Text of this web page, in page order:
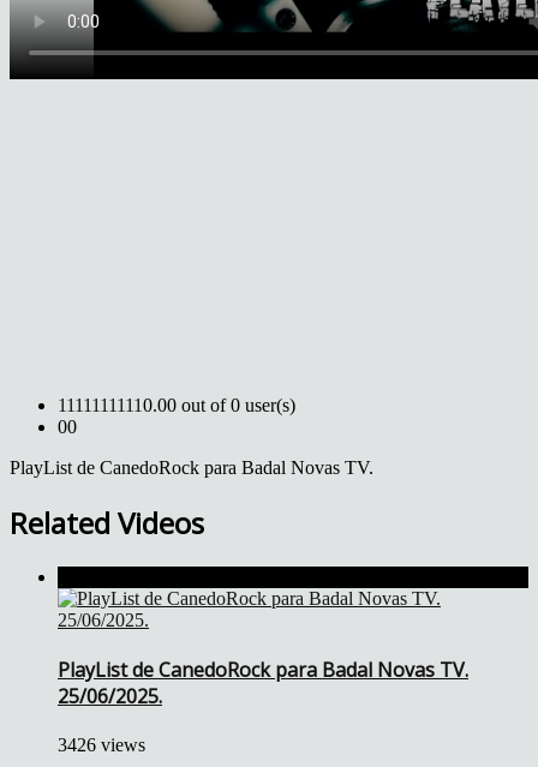
11111111110.00 out of 0 user(s)
00
PlayList de CanedoRock para Badal Novas TV.
Related Videos
PlayList de CanedoRock para Badal Novas TV.
25/06/2025.
3426 views